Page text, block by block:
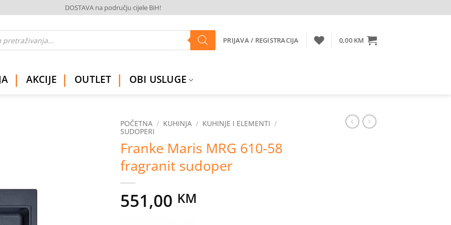
DOSTAVA na području cijele BiH!
PRIJAVA / REGISTRACIJA 0,00 KM
AKCIJE OUTLET OBI USLUGE
POČETNA / KUHINJA / KUHINJE I ELEMENTI /
SUDOPERI
Franke Maris MRG 610-58
fragranit sudoper
551,00 KM